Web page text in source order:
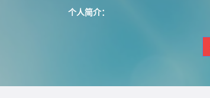
个人简介：